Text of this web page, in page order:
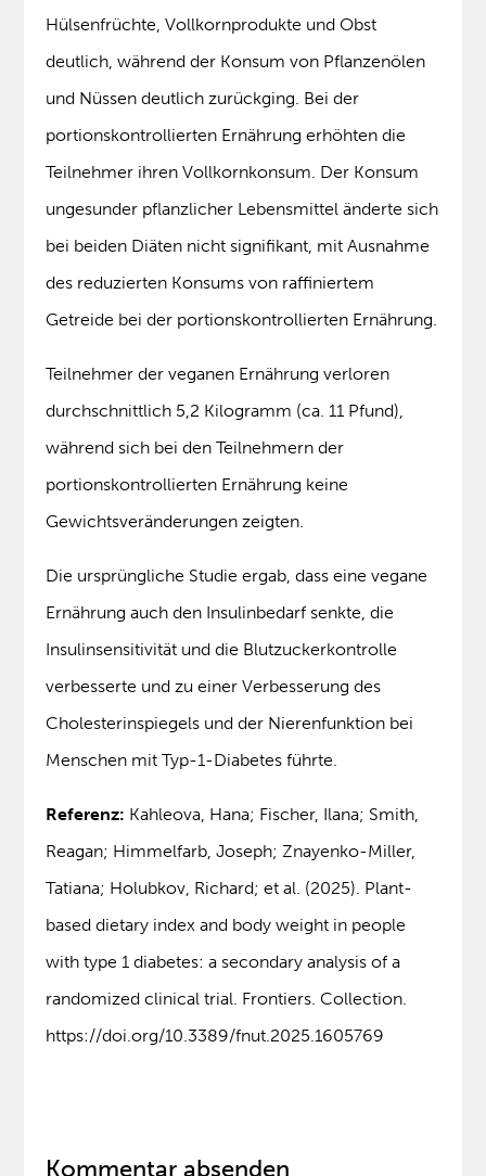
Hülsenfrüchte, Vollkornprodukte und Obst
deutlich, während der Konsum von Pflanzenölen
und Nüssen deutlich zurückging. Bei der
portionskontrollierten Ernährung erhöhten die
Teilnehmer ihren Vollkornkonsum. Der Konsum
ungesunder pflanzlicher Lebensmittel änderte sich
bei beiden Diäten nicht signifikant, mit Ausnahme
des reduzierten Konsums von raffiniertem
Getreide bei der portionskontrollierten Ernährung.
Teilnehmer der veganen Ernährung verloren
durchschnittlich 5,2 Kilogramm (ca. 11 Pfund),
während sich bei den Teilnehmern der
portionskontrollierten Ernährung keine
Gewichtsveränderungen zeigten.
Die ursprüngliche Studie ergab, dass eine vegane
Ernährung auch den Insulinbedarf senkte, die
Insulinsensitivität und die Blutzuckerkontrolle
verbesserte und zu einer Verbesserung des
Cholesterinspiegels und der Nierenfunktion bei
Menschen mit Typ-1-Diabetes führte.
Referenz: Kahleova, Hana; Fischer, Ilana; Smith,
Reagan; Himmelfarb, Joseph; Znayenko-Miller,
Tatiana; Holubkov, Richard; et al. (2025). Plant-
based dietary index and body weight in people
with type 1 diabetes: a secondary analysis of a
randomized clinical trial. Frontiers. Collection.
https://doi.org/10.3389/fnut.2025.1605769
Kommentar absenden